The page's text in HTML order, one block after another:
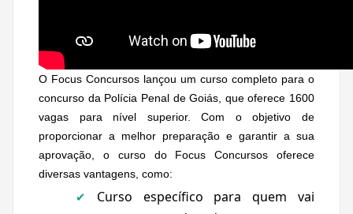
O Focus Concursos lançou um curso completo para o
concurso da Polícia Penal de Goiás, que oferece 1600
vagas para nível superior. Com o objetivo de
proporcionar a melhor preparação e garantir a sua
aprovação, o curso do Focus Concursos oferece
diversas vantagens, como:
✔
Curso específico para quem vai